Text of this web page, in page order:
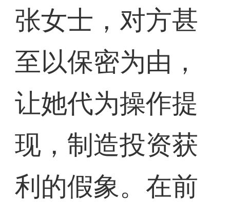
张女士，对方甚
至以保密为由，
让她代为操作提
现，制造投资获
利的假象。在前